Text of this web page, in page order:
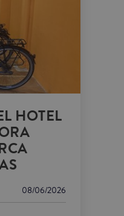
HOTEL
08/06/2026